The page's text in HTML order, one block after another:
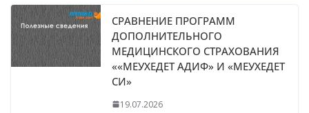
СРАВНЕНИЕ ПРОГРАММ
ДОПОЛНИТЕЛЬНОГО
МЕДИЦИНСКОГО СТРАХОВАНИЯ
««МЕУХЕДЕТ АДИФ» И «МЕУХЕДЕТ
СИ»
19.07.2026